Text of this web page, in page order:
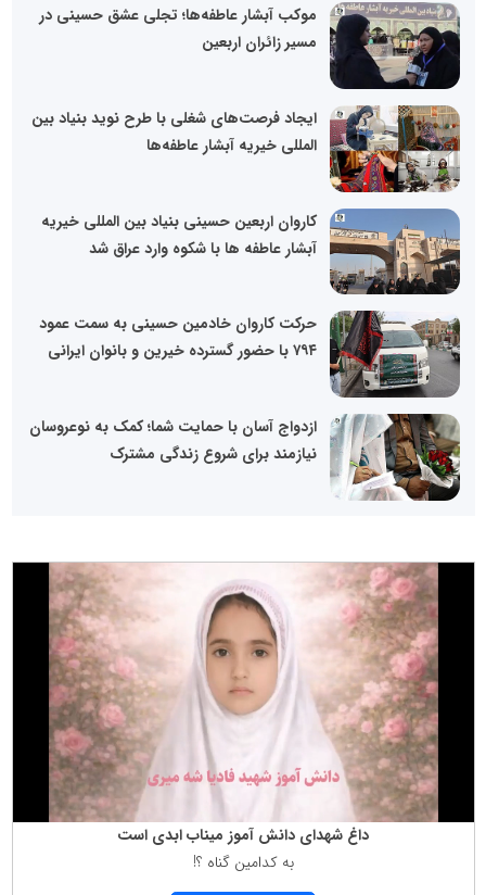
موکب آبشار عاطفه‌ها؛ تجلی عشق حسینی در
مسیر زائران اربعین
ایجاد فرصت‌های شغلی با طرح نوید بنیاد بین
المللی خیریه آبشار عاطفه‌ها
کاروان اربعین حسینی بنیاد بین المللی خیریه
آبشار عاطفه ها با شکوه وارد عراق شد
حرکت کاروان خادمین حسینی به سمت عمود
۷۹۴ با حضور گسترده خیرین و بانوان ایرانی
ازدواج آسان با حمایت شما؛ کمک به نوعروسان
نیازمند برای شروع زندگی مشترک
داغ شهدای دانش آموز میناب ابدی است
به كدامین گناه ؟!